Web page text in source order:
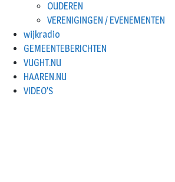
OUDEREN
VERENIGINGEN / EVENEMENTEN
wijkradio
GEMEENTEBERICHTEN
VUGHT.NU
HAAREN.NU
VIDEO’S